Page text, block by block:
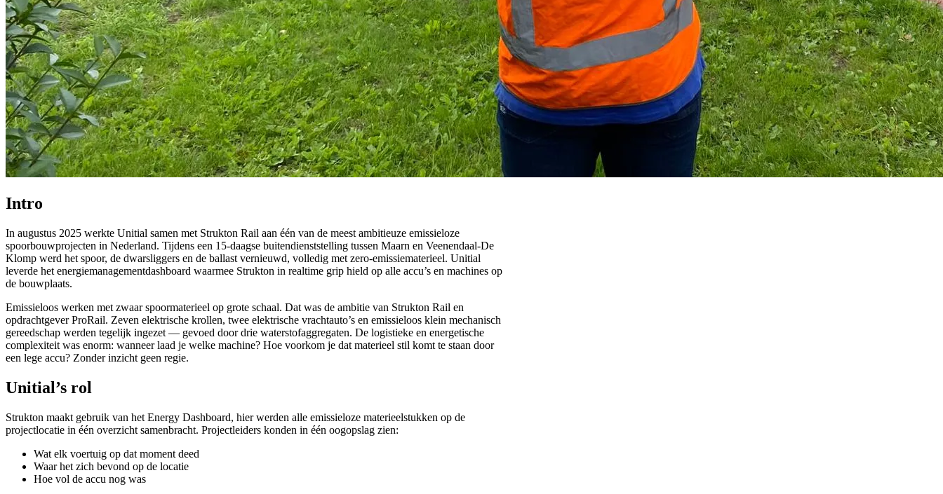
Intro
In augustus 2025 werkte Unitial samen met Strukton Rail aan één van de meest ambitieuze emissieloze
spoorbouwprojecten in Nederland. Tijdens een 15-daagse buitendienststelling tussen Maarn en Veenendaal-De
Klomp werd het spoor, de dwarsliggers en de ballast vernieuwd, volledig met zero-emissiematerieel. Unitial
leverde het energiemanagementdashboard waarmee Strukton in realtime grip hield op alle accu’s en machines op
de bouwplaats.
Emissieloos werken met zwaar spoormaterieel op grote schaal. Dat was de ambitie van Strukton Rail en
opdrachtgever ProRail. Zeven elektrische krollen, twee elektrische vrachtauto’s en emissieloos klein mechanisch
gereedschap werden tegelijk ingezet — gevoed door drie waterstofaggregaten. De logistieke en energetische
complexiteit was enorm: wanneer laad je welke machine? Hoe voorkom je dat materieel stil komt te staan door
een lege accu? Zonder inzicht geen regie.
Unitial’s rol
Strukton maakt gebruik van het Energy Dashboard, hier werden alle emissieloze materieelstukken op de
projectlocatie in één overzicht samenbracht. Projectleiders konden in één oogopslag zien:
Wat elk voertuig op dat moment deed
Waar het zich bevond op de locatie
Hoe vol de accu nog was